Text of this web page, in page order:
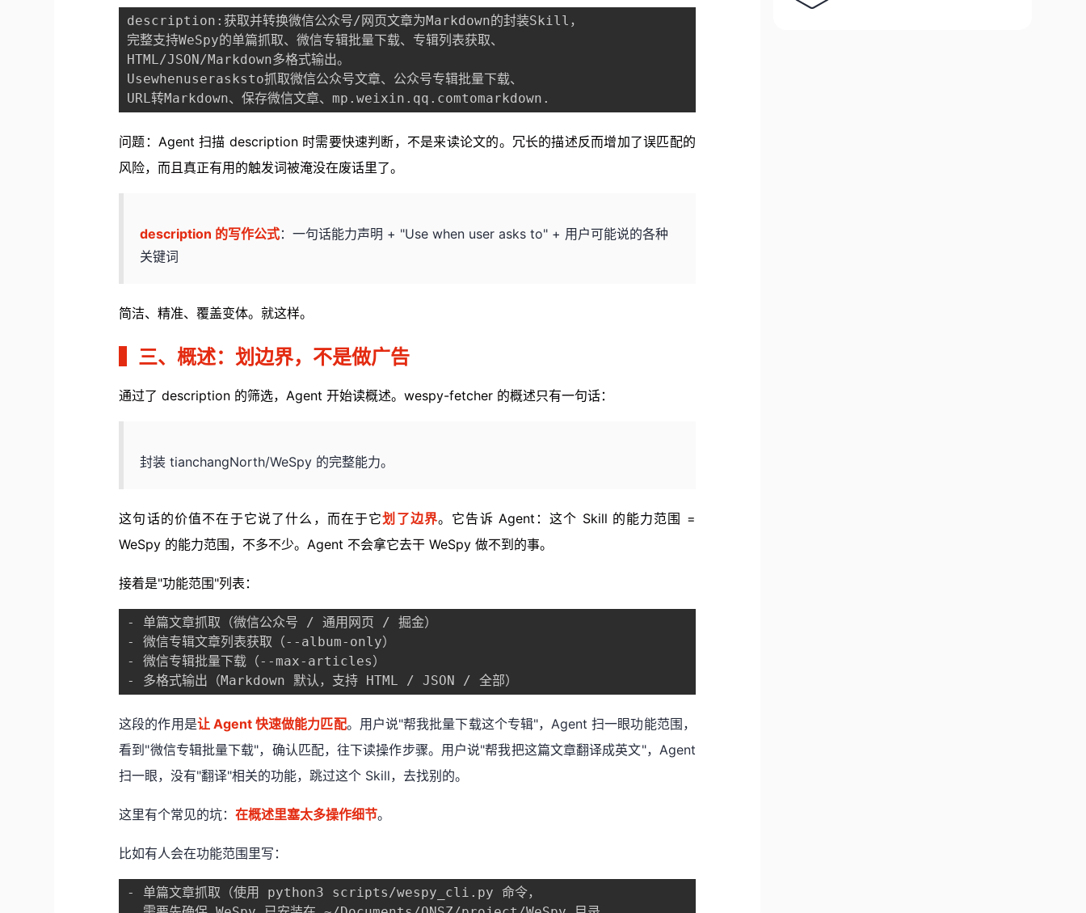
description:获取并转换微信公众号/网页文章为Markdown的封装Skill，
完整支持WeSpy的单篇抓取、微信专辑批量下载、专辑列表获取、
HTML/JSON/Markdown多格式输出。
Usewhenuserasksto抓取微信公众号文章、公众号专辑批量下载、
URL转Markdown、保存微信文章、mp.weixin.qq.comtomarkdown.
问题：Agent 扫描 description 时需要快速判断，不是来读论文的。冗长的描述反而增加了误匹配的
风险，而且真正有用的触发词被淹没在废话里了。
description 的写作公式：一句话能力声明 + "Use when user asks to" + 用户可能说的各种
关键词
简洁、精准、覆盖变体。就这样。
三、概述：划边界，不是做广告
通过了 description 的筛选，Agent 开始读概述。wespy-fetcher 的概述只有一句话：
封装 tianchangNorth/WeSpy 的完整能力。
这句话的价值不在于它说了什么，而在于它划了边界。它告诉 Agent：这个 Skill 的能力范围 =
WeSpy 的能力范围，不多不少。Agent 不会拿它去干 WeSpy 做不到的事。
接着是"功能范围"列表：
- 单篇文章抓取（微信公众号 / 通用网页 / 掘金）
- 微信专辑文章列表获取（--album-only）
- 微信专辑批量下载（--max-articles）
- 多格式输出（Markdown 默认，支持 HTML / JSON / 全部）
这段的作用是让 Agent 快速做能力匹配。用户说"帮我批量下载这个专辑"，Agent 扫一眼功能范围，
看到"微信专辑批量下载"，确认匹配，往下读操作步骤。用户说"帮我把这篇文章翻译成英文"，Agent
扫一眼，没有"翻译"相关的功能，跳过这个 Skill，去找别的。
这里有个常见的坑：在概述里塞太多操作细节。
比如有人会在功能范围里写：
- 单篇文章抓取（使用 python3 scripts/wespy_cli.py 命令，